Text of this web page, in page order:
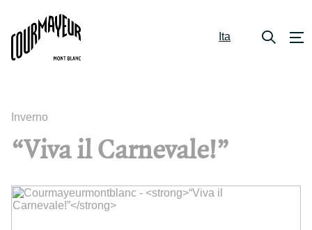
Ita
Inverno
“Viva il Carnevale!”